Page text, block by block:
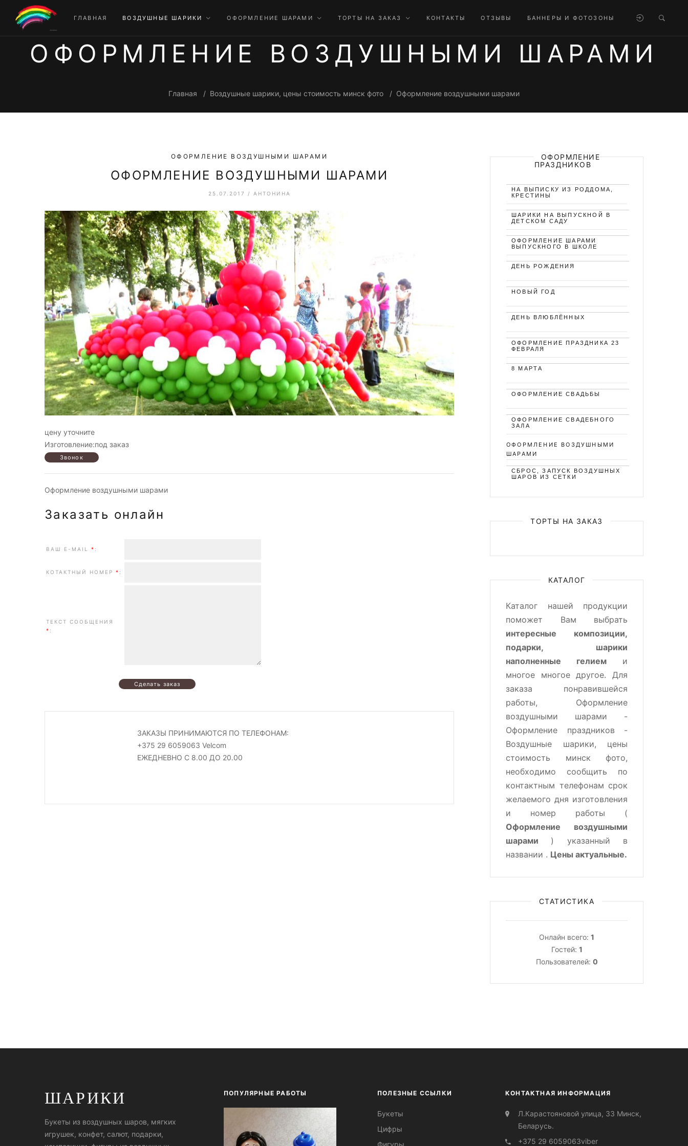
ГЛАВНАЯ ВОЗДУШНЫЕ ШАРИКИ ОФОРМЛЕНИЕ ШАРАМИ ТОРТЫ НА ЗАКАЗ КОНТАКТЫ ОТЗЫВЫ БАННЕРЫ И ФОТОЗОНЫ
ОФОРМЛЕНИЕ ВОЗДУШНЫМИ ШАРАМИ
Главная Воздушные шарики, цены стоимость минск фото Оформление воздушными шарами
ОФОРМЛЕНИЕ ВОЗДУШНЫМИ ШАРАМИ
ОФОРМЛЕНИЕ ВОЗДУШНЫМИ ШАРАМИ
25.07.2017 / АНТОНИНА
цену уточните
Изготовление:под заказ
Оформление воздушными шарами
Заказать онлайн
ВАШ E-MAIL * :
КОТАКТНЫЙ НОМЕР * :
ТЕКСТ СООБЩЕНИЯ
* :
ЗАКАЗЫ ПРИНИМАЮТСЯ ПО ТЕЛЕФОНАМ:
+375 29 6059063 Velcom
ЕЖЕДНЕВНО С 8.00 ДО 20.00
ОФОРМЛЕНИЕ
ПРАЗДНИКОВ
НА ВЫПИСКУ ИЗ РОДДОМА,
КРЕСТИНЫ
ШАРИКИ НА ВЫПУСКНОЙ В
ДЕТСКОМ САДУ
ОФОРМЛЕНИЕ ШАРАМИ
ВЫПУСКНОГО В ШКОЛЕ
ДЕНЬ РОЖДЕНИЯ
НОВЫЙ ГОД
ДЕНЬ ВЛЮБЛЁННЫХ
ОФОРМЛЕНИЕ ПРАЗДНИКА 23
ФЕВРАЛЯ
8 МАРТА
ОФОРМЛЕНИЕ СВАДЬБЫ
ОФОРМЛЕНИЕ СВАДЕБНОГО
ЗАЛА
ОФОРМЛЕНИЕ ВОЗДУШНЫМИ
ШАРАМИ
СБРОС, ЗАПУСК ВОЗДУШНЫХ
ШАРОВ ИЗ СЕТКИ
ТОРТЫ НА ЗАКАЗ
КАТАЛОГ
Каталог нашей продукции
поможет Вам выбрать
интересные композиции,
подарки, шарики
наполненные гелием и
многое многое другое. Для
заказа понравившейся
работы, Оформление
воздушными шарами -
Оформление праздников -
Воздушные шарики, цены
стоимость минск фото,
необходимо сообщить по
контактным телефонам срок
желаемого дня изготовления
и номер работы (
Оформление воздушными
шарами ) указанный в
названии . Цены актуальные.
СТАТИСТИКА
Онлайн всего: 1
Гостей: 1
Пользователей: 0
ШАРИКИ
Букеты из воздушных шаров, мягких
игрушек, конфет, салют, подарки,
ПОПУЛЯРНЫЕ РАБОТЫ ПОЛЕЗНЫЕ ССЫЛКИ
Букеты
Цифры
Фигуры
КОНТАКТНАЯ ИНФОРМАЦИЯ
Л.Карастояновой улица, 33 Минск,
Беларусь.
+375 29 6059063viber